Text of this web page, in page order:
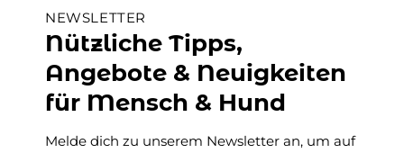
NEWSLETTER
Nützliche Tipps,
Angebote & Neuigkeiten
für Mensch & Hund
Melde dich zu unserem Newsletter an, um auf